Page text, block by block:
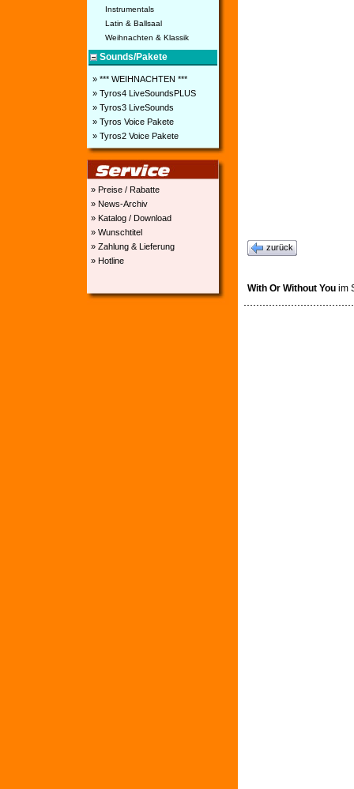
Instrumentals
Latin & Ballsaal
Weihnachten & Klassik
Sounds/Pakete
» *** WEIHNACHTEN ***
» Tyros4 LiveSoundsPLUS
» Tyros3 LiveSounds
» Tyros Voice Pakete
» Tyros2 Voice Pakete
» Preise / Rabatte
» News-Archiv
» Katalog / Download
» Wunschtitel
» Zahlung & Lieferung
» Hotline
zurück
With Or Without You im